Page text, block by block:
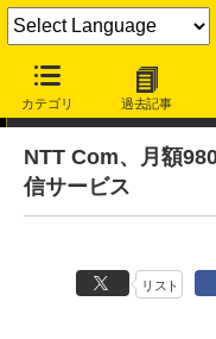
カテゴリ 過去記事
ニュース
NTT Com、月額
信サービス
リスト